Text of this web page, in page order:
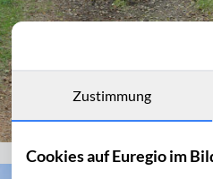
Zustimmung
Cookies auf Euregio im